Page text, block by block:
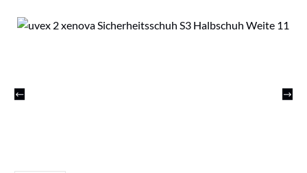
Bildergalerie überspringen